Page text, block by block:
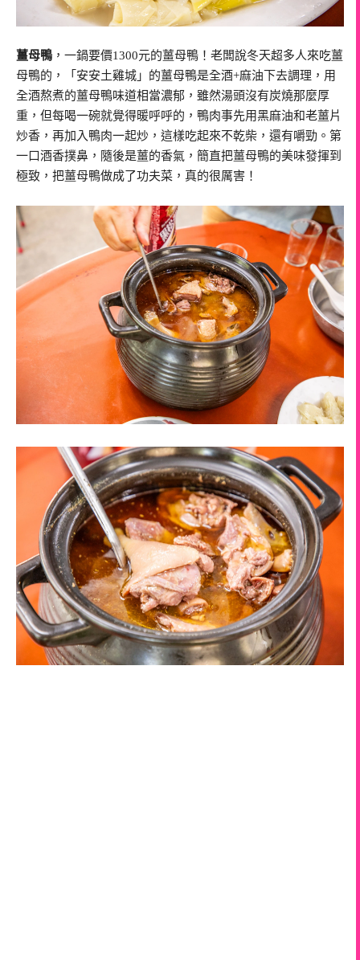
薑母鴨 ，一鍋要價1300元的薑母鴨！老闆說冬天超多人來吃薑
母鴨的，「安安土雞城」的薑母鴨是全酒+麻油下去調理，用
全酒熬煮的薑母鴨味道相當濃郁，雖然湯頭沒有炭燒那麼厚
重，但每喝一碗就覺得暖呼呼的，鴨肉事先用黑麻油和老薑片
炒香，再加入鴨肉一起炒，這樣吃起來不乾柴，還有嚼勁。第
一口酒香撲鼻，隨後是薑的香氣，簡直把薑母鴨的美味發揮到
極致，把薑母鴨做成了功夫菜，真的很厲害！